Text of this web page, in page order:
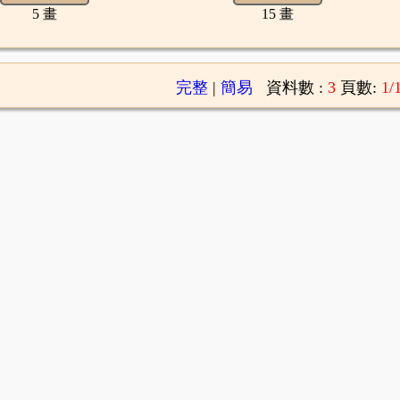
5 畫 15 畫
完整| 簡易 資料數 : 3 頁數: 1/